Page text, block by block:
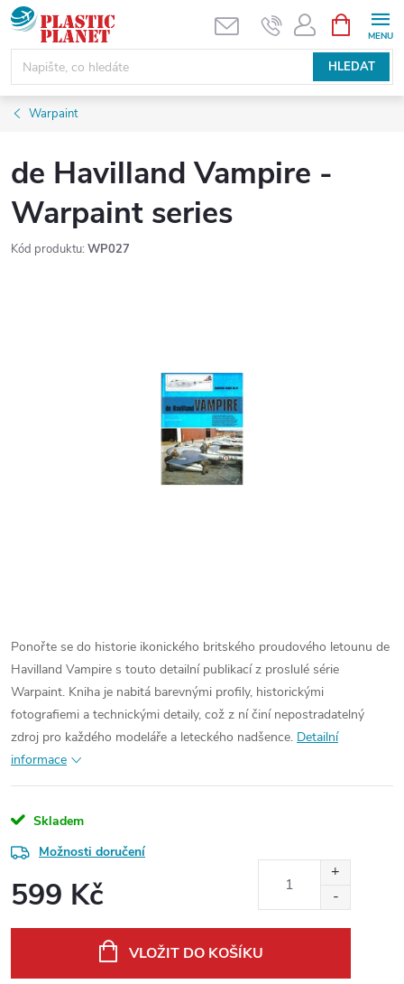
Přejít
na
obsah
HLEDAT
NÁKUPNÍ
KOŠÍK
Warpaint
de Havilland Vampire -
Warpaint series
Kód produktu: WP027
Ponořte se do historie ikonického britského proudového letounu de
Havilland Vampire s touto detailní publikací z proslulé série
Warpaint. Kniha je nabitá barevnými profily, historickými
fotografiemi a technickými detaily, což z ní činí nepostradatelný
zdroj pro každého modeláře a leteckého nadšence. Detailní
informace
Skladem
Možnosti doručení
599 Kč
VLOŽIT DO KOŠÍKU